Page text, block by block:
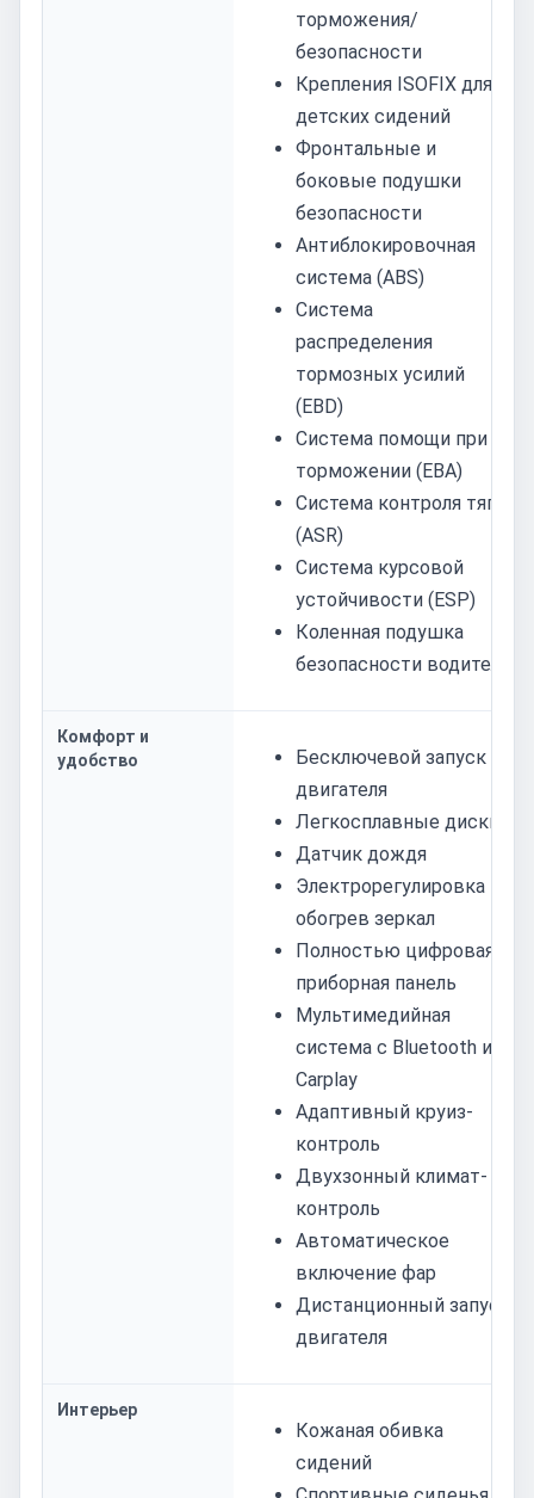
торможения/
безопасности
Крепления ISOFIX для
детских сидений
Фронтальные и
боковые подушки
безопасности
Антиблокировочная
система (ABS)
Система
распределения
тормозных усилий
(EBD)
Система помощи при
торможении (EBA)
Система контроля тяги
(ASR)
Система курсовой
устойчивости (ESP)
Коленная подушка
безопасности водителя
Комфорт и
удобство
Бесключевой запуск
двигателя
Легкосплавные диски
Датчик дождя
Электрорегулировка и
обогрев зеркал
Полностью цифровая
приборная панель
Мультимедийная
система с Bluetooth и
Carplay
Адаптивный круиз-
контроль
Двухзонный климат-
контроль
Автоматическое
включение фар
Дистанционный запуск
двигателя
Интерьер
Кожаная обивка
сидений